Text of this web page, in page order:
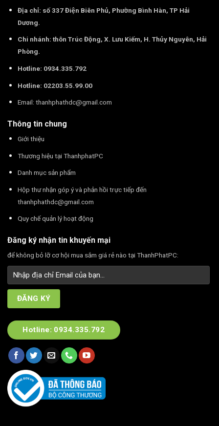
Địa chỉ: số 337 Điện Biên Phủ, Phường Bình Hàn, TP Hải
Dương.
Chi nhánh: thôn Trúc Động, X. Lưu Kiếm, H. Thủy Nguyên, Hải
Phòng.
Hotline: 0934.335.792
Hotline: 02203.55.99.00
Email: thanhphathdc@gmail.com
Thông tin chung
Giới thiệu
Thương hiệu tại ThanhphatPC
Danh mục sản phẩm
Hộp thư nhận góp ý và phản hồi trực tiếp đến
thanhphathdc@gmail.com
Quy chế quản lý hoạt động
Đăng ký nhận tin khuyến mại
để không bỏ lỡ cơ hội mua sắm giá rẻ nào tại ThanhPhatPC:
Hotline: 0934.335.792